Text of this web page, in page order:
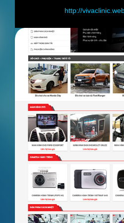
http://vivaclinic.webdemo.com